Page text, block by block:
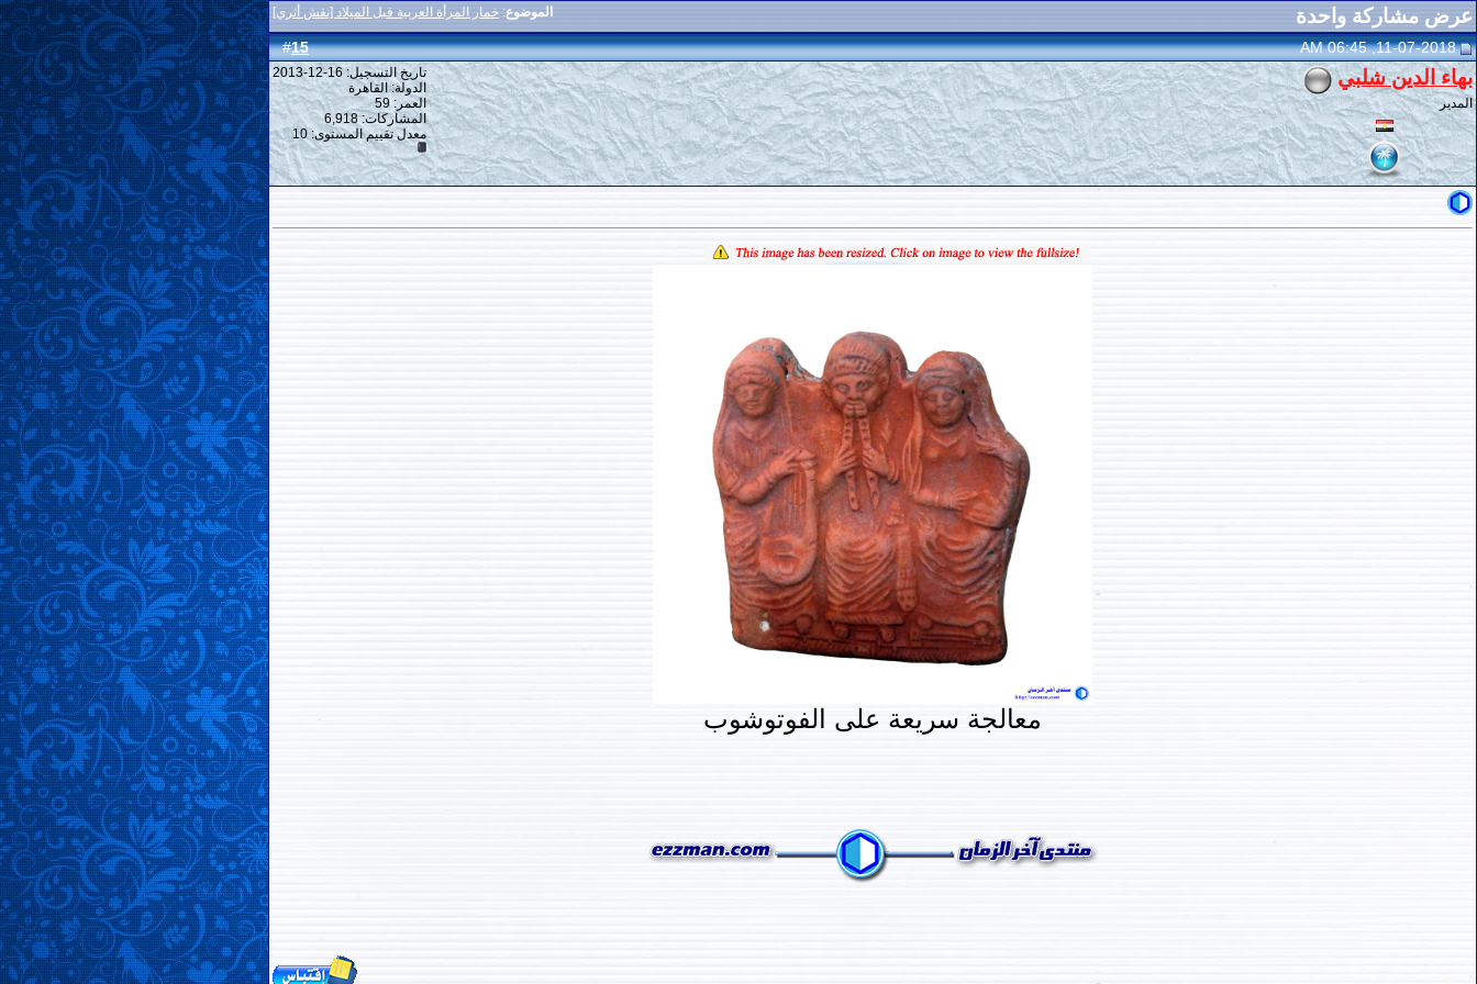
الموضوع: خمار المرأة العربية قبل الميلاد [نقش أثري] عرض مشاركة واحدة
#
15 11-07-2018, 06:45 AM
بهاء الدين شلبي
المدير
تاريخ التسجيل: 16-12-2013
الدولة: القاهرة
العمر: 59
المشاركات: 6,918
معدل تقييم المستوى: 10
معالجة سريعة على الفوتوشوب